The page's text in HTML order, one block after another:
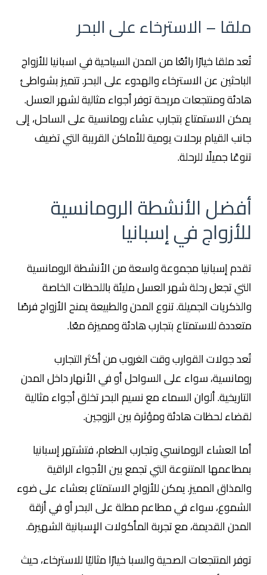
ملقا – الاسترخاء على البحر
تُعد ملقا خيارًا رائعًا من المدن السياحية في اسبانيا للأزواج
الباحثين عن الاسترخاء والهدوء على البحر. تتميز بشواطئ
هادئة ومنتجعات مريحة توفر أجواء مثالية لشهر العسل.
يمكن الاستمتاع بتجارب عشاء رومانسية على الساحل، إلى
جانب القيام برحلات يومية للأماكن القريبة التي تضيف
تنوعًا جميلًا للرحلة.
أفضل الأنشطة الرومانسية
للأزواج في إسبانيا
تقدم إسبانيا مجموعة واسعة من الأنشطة الرومانسية
التي تجعل رحلة شهر العسل مليئة باللحظات الخاصة
والذكريات الجميلة. تنوع المدن والطبيعة يمنح الأزواج فرصًا
متعددة للاستمتاع بتجارب هادئة ومميزة معًا.
تُعد جولات القوارب وقت الغروب من أكثر التجارب
رومانسية، سواء على السواحل أو في الأنهار داخل المدن
التاريخية. ألوان السماء مع نسيم البحر تخلق أجواء مثالية
لقضاء لحظات هادئة ومؤثرة بين الزوجين.
أما العشاء الرومانسي وتجارب الطعام، فتشتهر إسبانيا
بمطاعمها المتنوعة التي تجمع بين الأجواء الراقية
والمذاق المميز. يمكن للأزواج الاستمتاع بعشاء على ضوء
الشموع، سواء في مطاعم مطلة على البحر أو في أزقة
المدن القديمة، مع تجربة المأكولات الإسبانية الشهيرة.
توفر المنتجعات الصحية والسبا خيارًا مثاليًا للاسترخاء، حيث